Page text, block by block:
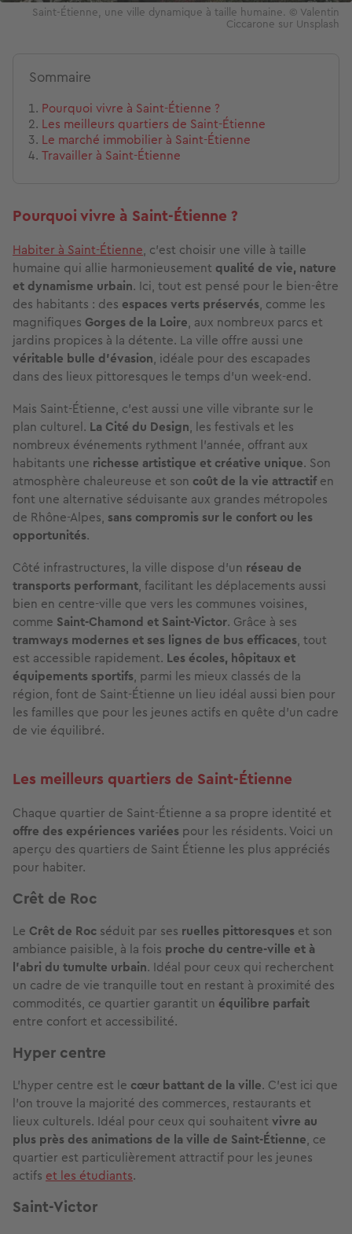
Saint-Étienne, une ville dynamique à taille humaine. © Valentin
Ciccarone sur Unsplash
Sommaire
Pourquoi vivre à Saint-Étienne ?
Les meilleurs quartiers de Saint-Étienne
Le marché immobilier à Saint-Étienne
Travailler à Saint-Étienne
Pourquoi vivre à Saint-Étienne ?
Habiter à Saint-Étienne, c’est choisir une ville à taille
humaine qui allie harmonieusement qualité de vie, nature
et dynamisme urbain. Ici, tout est pensé pour le bien-être
des habitants : des espaces verts préservés, comme les
magnifiques Gorges de la Loire, aux nombreux parcs et
jardins propices à la détente. La ville offre aussi une
véritable bulle d’évasion, idéale pour des escapades
dans des lieux pittoresques le temps d’un week-end.
Mais Saint-Étienne, c’est aussi une ville vibrante sur le
plan culturel. La Cité du Design, les festivals et les
nombreux événements rythment l’année, offrant aux
habitants une richesse artistique et créative unique. Son
atmosphère chaleureuse et son coût de la vie attractifen
font une alternative séduisante aux grandes métropoles
de Rhône-Alpes, sans compromis sur le confort ou les
opportunités.
Côté infrastructures, la ville dispose d’un réseau de
transports performant, facilitant les déplacements aussi
bien en centre-ville que vers les communes voisines,
comme Saint-Chamond et Saint-Victor. Grâce à ses
tramways modernes et ses lignes de bus efficaces, tout
est accessible rapidement. Les écoles, hôpitaux et
équipements sportifs, parmi les mieux classés de la
région, font de Saint-Étienne un lieu idéal aussi bien pour
les familles que pour les jeunes actifs en quête d’un cadre
de vie équilibré.
Les meilleurs quartiers de Saint-Étienne
Chaque quartier de Saint-Étienne a sa propre identité et
offre des expériences variées pour les résidents. Voici un
aperçu des quartiers de Saint Étienne les plus appréciés
pour habiter.
Crêt de Roc
Le Crêt de Roc séduit par ses ruelles pittoresques et son
ambiance paisible, à la fois proche du centre-ville et à
l’abri du tumulte urbain. Idéal pour ceux qui recherchent
un cadre de vie tranquille tout en restant à proximité des
commodités, ce quartier garantit un équilibre parfait
entre confort et accessibilité.
Hyper centre
L'hyper centre est le cœur battant de la ville. C'est ici que
l'on trouve la majorité des commerces, restaurants et
lieux culturels. Idéal pour ceux qui souhaitent vivre au
plus près des animations de la ville de Saint-Étienne, ce
quartier est particulièrement attractif pour les jeunes
actifs et les étudiants.
Saint-Victor